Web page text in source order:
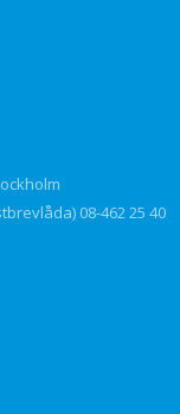
08-462 25 40